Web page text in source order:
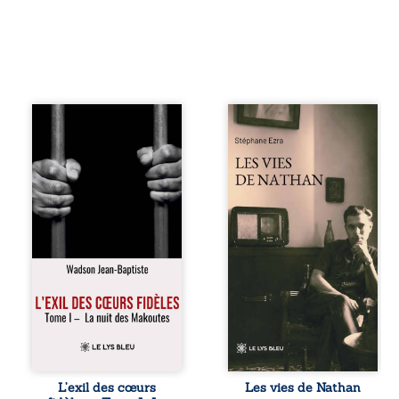
« Une nuit suffit
parfois pour briser
une famille… mais
certaines fidélités
traversent les
années. » Haïti,
sous la dictature
des Duvalier. La
peur s’étend
jusque dans les
villages les plus
reculés. À Bainet,
Jean-Joël Joli
mène une
avec sa famille.
respecté, il refuse
pourtant de
L’exil des cœurs
Les vies de
Nathan est un
né en trois jours,
au printemps
2026. Pour la
première fois,
Stéphane Ezra,
médium, a pu
communiquer
avec son père,
disparu depuis
plus de vingt ans
et qu’il n’a jamais
connu. De ce
dialogue par-delà
la mort naissent
des poèmes qui
retracent une vie
Les vies de Nathan